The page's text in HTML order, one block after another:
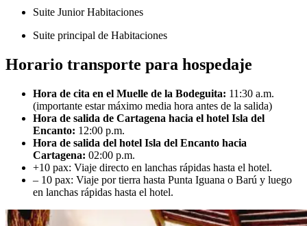
Suite Junior Habitaciones
Suite principal de Habitaciones
Horario transporte para hospedaje
Hora de cita en el Muelle de la Bodeguita: 11:30 a.m.
(importante estar máximo media hora antes de la salida)
Hora de salida de Cartagena hacia el hotel Isla del
Encanto: 12:00 p.m.
Hora de salida del hotel Isla del Encanto hacia
Cartagena: 02:00 p.m.
+10 pax: Viaje directo en lanchas rápidas hasta el hotel.
– 10 pax: Viaje por tierra hasta Punta Iguana o Barú y luego
en lanchas rápidas hasta el hotel.